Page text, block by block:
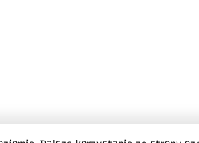
Polityka ciasteczek Polityka